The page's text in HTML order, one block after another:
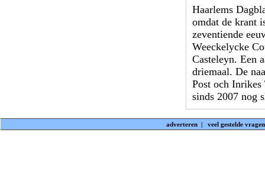
Haarlems
omdat de krant
zeventiende
Weeckelycke
Casteleyn. Een
driemaal. De
Post och
sinds 2007 nog
adverteren | veel gestelde vragen